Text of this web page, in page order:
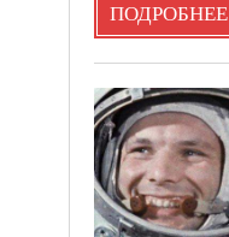
ПОДРОБНЕЕ